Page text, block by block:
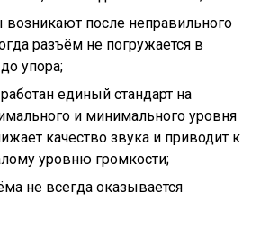
после неправильного
разъём не погружается в
упора;
единый стандарт на
и минимального уровня
качество звука и приводит к
уровню громкости;
не всегда оказывается